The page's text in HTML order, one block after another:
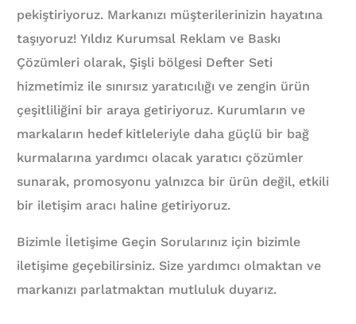
pekiştiriyoruz. Markanızı müşterilerinizin hayatına
taşıyoruz! Yıldız Kurumsal Reklam ve Baskı
Çözümleri olarak, Şişli bölgesi Defter Seti
hizmetimiz ile sınırsız yaratıcılığı ve zengin ürün
çeşitliliğini bir araya getiriyoruz. Kurumların ve
markaların hedef kitleleriyle daha güçlü bir bağ
kurmalarına yardımcı olacak yaratıcı çözümler
sunarak, promosyonu yalnızca bir ürün değil, etkili
bir iletişim aracı haline getiriyoruz.
Bizimle İletişime Geçin Sorularınız için bizimle
iletişime geçebilirsiniz. Size yardımcı olmaktan ve
markanızı parlatmaktan mutluluk duyarız.